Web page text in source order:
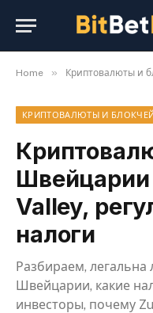
Home » Криптовалюты и
КРИПТОВАЛЮТЫ И
Valley,
налоги
Разбираем, легальна
Швейцарии, какие
инвесторы, почему